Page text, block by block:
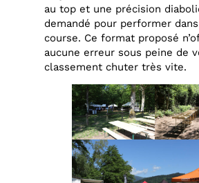
au top et une précision
demandé pour performer
course. Ce format proposé
aucune erreur sous peine de
classement chuter très vite.